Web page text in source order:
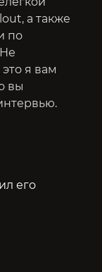
а также
по
я вам
вы
его